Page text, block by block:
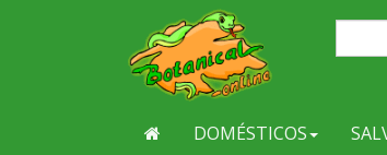
DOMÉSTICOS